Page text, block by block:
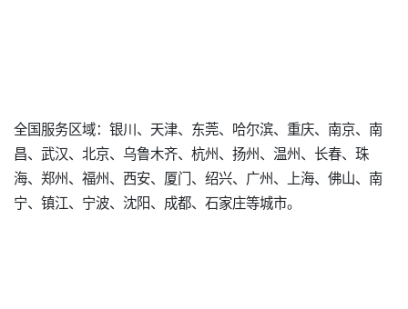
全国服务区域：银川、天津、东莞、哈尔滨、重庆、南京、南
昌、武汉、北京、乌鲁木齐、杭州、扬州、温州、长春、珠
海、郑州、福州、西安、厦门、绍兴、广州、上海、佛山、南
宁、镇江、宁波、沈阳、成都、石家庄等城市。